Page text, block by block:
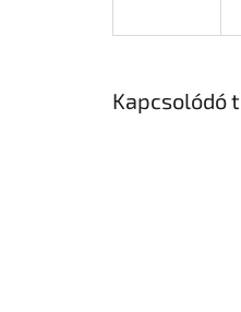
Kapcsolódó